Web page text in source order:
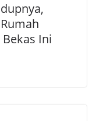
Ini